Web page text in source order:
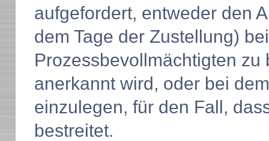
aufgefordert, entweder den
dem Tage der Zustellung)
Prozessbevollmächtigten
anerkannt wird, oder bei
einzulegen, für den Fall,
bestreitet.